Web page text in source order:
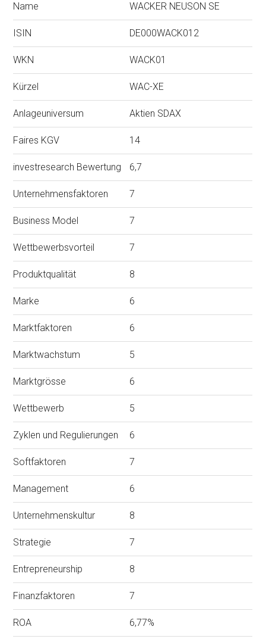
Name WACKER NEUSON SE
ISIN DE000WACK012
WKN WACK01
Kürzel WAC-XE
Anlageuniversum Aktien SDAX
Faires KGV 14
investresearch Bewertung 6,7
Unternehmensfaktoren 7
Business Model 7
Wettbewerbsvorteil 7
Produktqualität 8
Marke 6
Marktfaktoren 6
Marktwachstum 5
Marktgrösse 6
Wettbewerb 5
Zyklen und Regulierungen 6
Softfaktoren 7
Management 6
Unternehmenskultur 8
Strategie 7
Entrepreneurship 8
Finanzfaktoren 7
ROA 6,77%